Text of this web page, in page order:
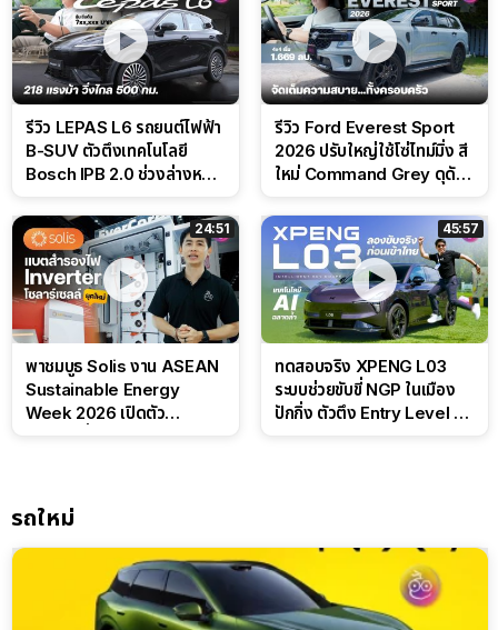
รีวิว LEPAS L6 รถยนต์ไฟฟ้า
B-SUV ตัวตึงเทคโนโลยี
Bosch IPB 2.0 ช่วงล่างหนึบ
รีวิว Ford Everest Sport
2026 ปรับใหญ่ใช้โซ่ไทม์มิ่ง สี
ใหม่ Command Grey ดุดัน
24:51
พาชมบูธ Solis งาน ASEAN
Sustainable Energy
Week 2026 เปิดตัว
45:57
ทดสอบจริง XPENG L03
ระบบช่วยขับขี่ NGP ในเมือง
ปักกิ่ง ตัวตึง Entry Level ที่
รถใหม่